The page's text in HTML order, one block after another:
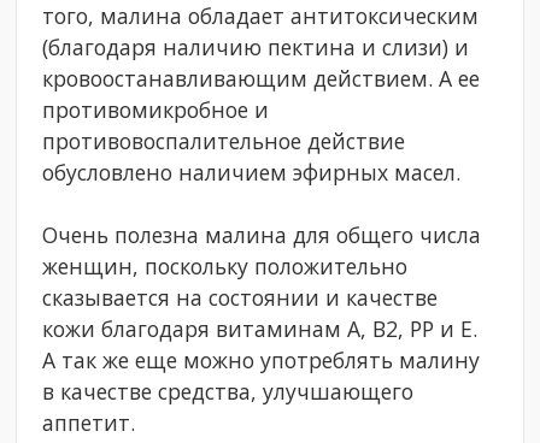
того, малина обладает антитоксическим
(благодаря наличию пектина и слизи) и
кровоостанавливающим действием. А ее
противомикробное и
противовоспалительное действие
обусловлено наличием эфирных масел.
Очень полезна малина для общего числа
женщин, поскольку положительно
сказывается на состоянии и качестве
кожи благодаря витаминам А, В2, РР и Е.
А так же еще можно употреблять малину
в качестве средства, улучшающего
аппетит.